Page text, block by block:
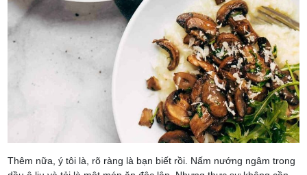
Thêm nữa, ý tôi là, rõ ràng là bạn biết rồi. Nấm nướng ngâm trong